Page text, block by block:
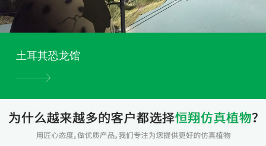
土耳其恐龙馆